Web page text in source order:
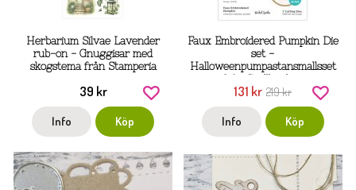
Herbarium Silvae Lavender
rub-on - Gnuggisar med
skogstema från Stamperia
39 kr
Info Köp
Faux Embroidered Pumpkin Die
set -
Halloweenpumpastansmallsset
131 kr 219 kr
Info Köp